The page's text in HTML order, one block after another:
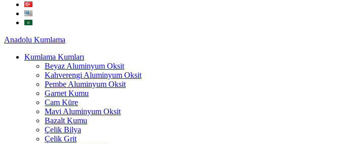
Anadolu Kumlama
Kumlama Kumları
Beyaz Aluminyum Oksit
Kahverengi Aluminyum Oksit
Pembe Aluminyum Oksit
Garnet Kumu
Cam Küre
Mavi Aluminyum Oksit
Bazalt Kumu
Çelik Bilya
Çelik Grit